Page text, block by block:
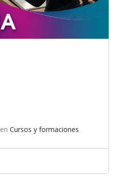
enCursos y formaciones